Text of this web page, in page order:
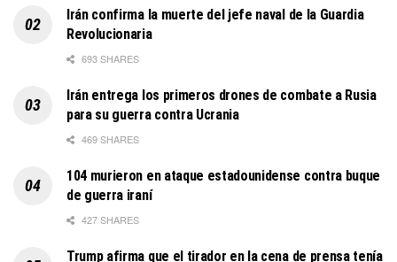
Irán confirma la muerte del jefe naval de la Guardia
Revolucionaria
693 SHARES
Irán entrega los primeros drones de combate a Rusia
para su guerra contra Ucrania
469 SHARES
104 murieron en ataque estadounidense contra buque
de guerra iraní
427 SHARES
Trump afirma que el tirador en la cena de prensa tenía